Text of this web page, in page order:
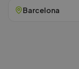
Barcelona